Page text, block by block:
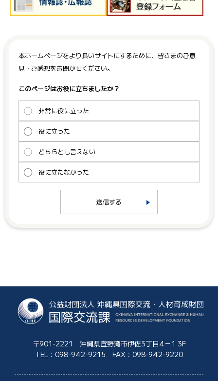
本ホームページをより良いサイトにするために、皆さまのご意
見・ご感想をお聞かせください。
このページはお役に立ちましたか？
非常に役に立った
役に立った
どちらとも言えない
役に立たなかった
送信する
〒901-2221 沖縄県宜野湾市伊佐3丁目4－1 3F
TEL： 098-942-9215 FAX：098-942-9220